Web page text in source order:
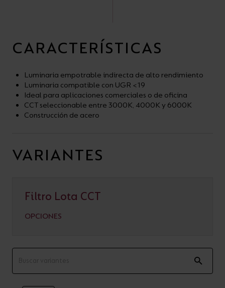
CARACTERÍSTICAS
Luminaria empotrable indirecta de alto rendimiento
Luminaria compatible con UGR <19
Ideal para aplicaciones comerciales o de oficina
CCT seleccionable entre 3000K, 4000K y 6000K
Construcción de acero
VARIANTES
Filtro Lota CCT
OPCIONES